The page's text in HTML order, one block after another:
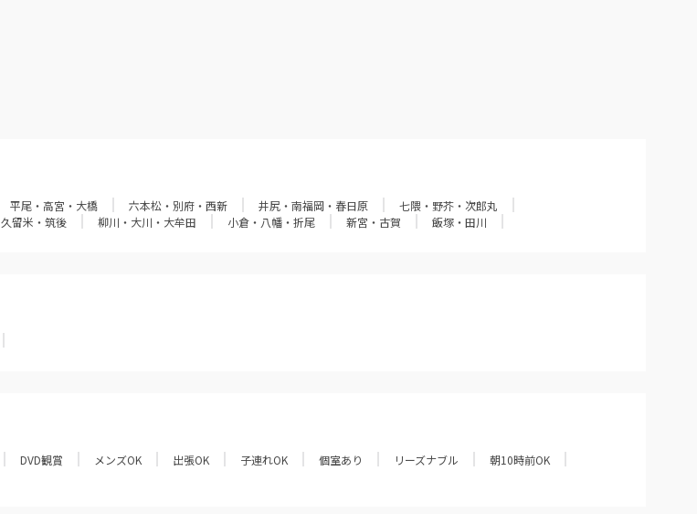
平尾・高宮・大橋 六本松・別府・西新 井尻・南福岡・春日原
七隈・野芥・次郎丸
久留米・筑後 柳川・大川・大牟田 小倉・八幡・折尾 新宮・古賀 飯塚・田川
DVD観賞 メンズOK 出張OK 子連れOK 個室あり リーズナブル
朝10時前OK